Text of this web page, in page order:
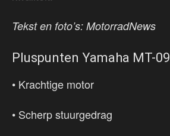
Tekst en foto’s: MotorradNews
Pluspunten Yamaha MT-09
• Krachtige motor
• Scherp stuurgedrag